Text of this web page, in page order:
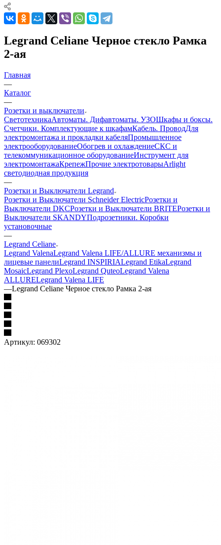
Legrand Celiane Черное стекло Рамка
2-ая
Главная
—
Каталог
—
Розетки и выключатели
СветотехникаАвтоматы. Дифавтоматы. УЗОШкафы и боксы.
Счетчики. Комплектующие к шкафамКабель. ПроводДля
электромонтажа и прокладки кабеляПромышленное
электрооборудованиеОбогрев и охлаждениеСКС и
телекоммуникационное оборудованиеИнструмент для
электромонтажаКрепежПрочие электротоварыArlight
светодиодная продукция
—
Розетки и Выключатели Legrand
Розетки и Выключатели Schneider ElectricРозетки и
Выключатели DKCРозетки и Выключатели BRITEРозетки и
Выключатели SKANDYПодрозетники. Коробки
установочные
—
Legrand Celiane
Legrand ValenaLegrand Valena LIFE/ALLURE механизмы и
лицевые панелиLegrand INSPIRIALegrand EtikaLegrand
MosaicLegrand PlexoLegrand QuteoLegrand Valena
ALLURELegrand Valena LIFE
—Legrand Celiane Черное стекло Рамка 2-ая
Артикул: 069302